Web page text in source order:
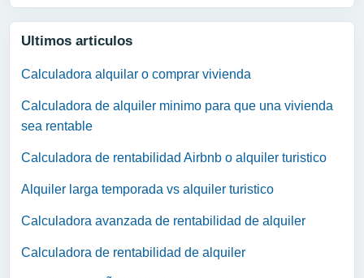
Ultimos articulos
Calculadora alquilar o comprar vivienda
Calculadora de alquiler minimo para que una vivienda
sea rentable
Calculadora de rentabilidad Airbnb o alquiler turistico
Alquiler larga temporada vs alquiler turistico
Calculadora avanzada de rentabilidad de alquiler
Calculadora de rentabilidad de alquiler